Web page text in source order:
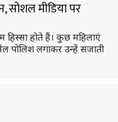
मीडिया पर
होते हैं। कुछ महिलाएं
पोलिश लगाकर उन्हें सजाती